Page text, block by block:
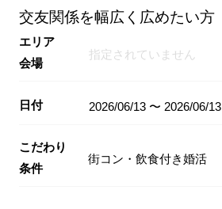
交友関係を幅広く広めたい方
エリア
会場
指定されていません
日付 2026/06/13 〜 2026/06/13
こだわり
条件
街コン・飲食付き婚活